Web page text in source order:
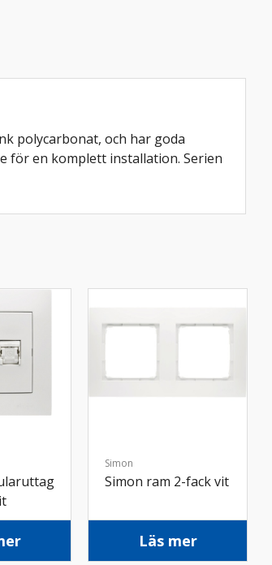
polycarbonat, och har goda
för en komplett installation. Serien
Simon
Simon ram 2-fack vit
Läs mer